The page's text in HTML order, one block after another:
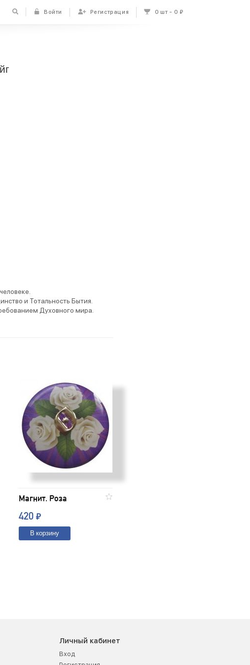
Войти Регистрация 0 шт 0 ₽
и Тотальность Бытия.
Духовного мира.
Магнит. Роза
420 ₽
В корзину
Личный кабинет
Вход